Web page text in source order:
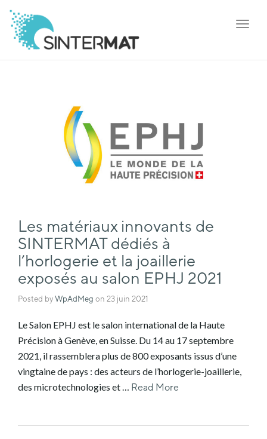
Les matériaux innovants de
SINTERMAT dédiés à
l’horlogerie et la joaillerie
exposés au salon EPHJ 2021
Posted by WpAdMeg on 23 juin 2021
Le Salon EPHJ est le salon international de la Haute
Précision à Genève, en Suisse. Du 14 au 17 septembre
2021, il rassemblera plus de 800 exposants issus d’une
vingtaine de pays : des acteurs de l’horlogerie-joaillerie,
des microtechnologies et … Read More